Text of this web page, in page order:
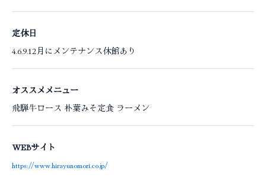
定休日
4.6.9.12月にメンテナンス休館あり
オススメメニュー
飛騨牛ロース 朴葉みそ定食 ラーメン
WEBサイト
https://www.hirayunomori.co.jp/